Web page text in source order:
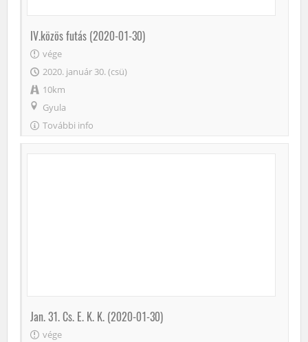
IV.közös futás (2020-01-30)
vége
2020. január 30. (csü)
10km
Gyula
További info
Jan. 31. Cs. E. K. K. (2020-01-30)
vége